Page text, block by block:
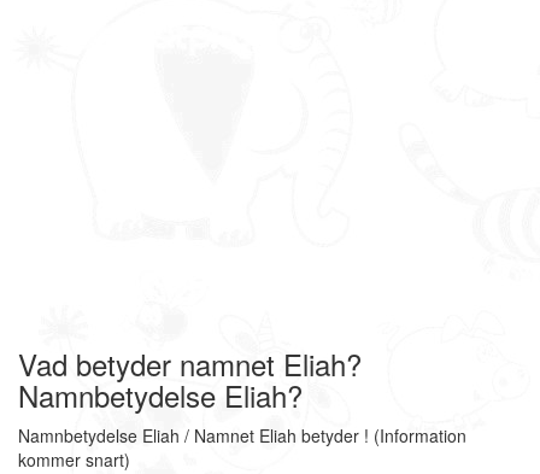
Vad betyder namnet Eliah?
Namnbetydelse Eliah?
Namnbetydelse Eliah / Namnet Eliah betyder ! (Information
kommer snart)